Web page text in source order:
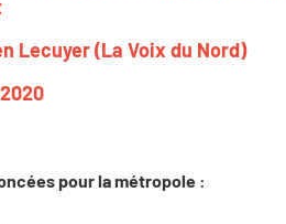
Lecuyer (La Voix du Nord)
pour la métropole :